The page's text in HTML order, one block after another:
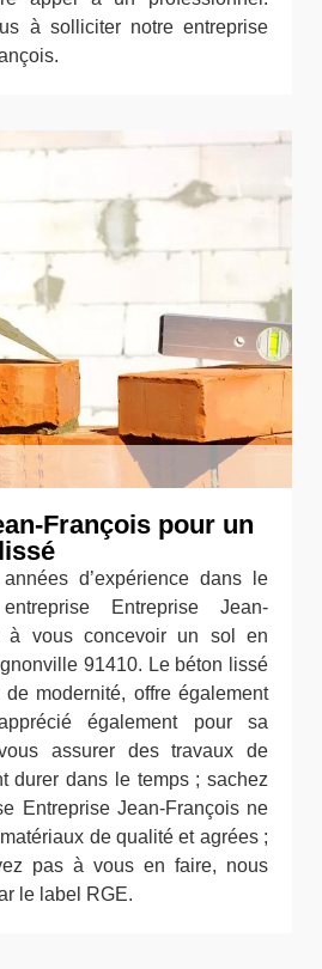
à solliciter notre entreprise
François pour un
d’expérience dans le
Entreprise Jean-
à vous concevoir un sol en
91410. Le béton lissé
modernité, offre également
également pour sa
assurer des travaux de
durer dans le temps ; sachez
Entreprise Jean-François ne
de qualité et agrées ;
pas à vous en faire, nous
le label RGE.